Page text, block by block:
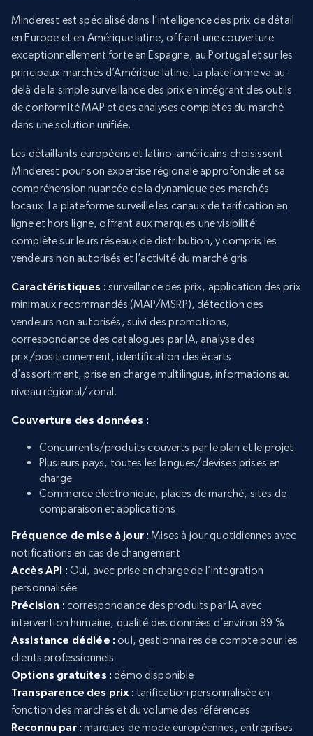
Minderest est spécialisé dans l’intelligence des prix de détail
en Europe et en Amérique latine, offrant une couverture
exceptionnellement forte en Espagne, au Portugal et sur les
principaux marchés d’Amérique latine. La plateforme va au-
delà de la simple surveillance des prix en intégrant des outils
de conformité MAP et des analyses complètes du marché
dans une solution unifiée.
Les détaillants européens et latino-américains choisissent
Minderest pour son expertise régionale approfondie et sa
compréhension nuancée de la dynamique des marchés
locaux. La plateforme surveille les canaux de tarification en
ligne et hors ligne, offrant aux marques une visibilité
complète sur leurs réseaux de distribution, y compris les
vendeurs non autorisés et l’activité du marché gris.
Caractéristiques : surveillance des prix, application des prix
minimaux recommandés (MAP/MSRP), détection des
vendeurs non autorisés, suivi des promotions,
correspondance des catalogues par IA, analyse des
prix/positionnement, identification des écarts
d’assortiment, prise en charge multilingue, informations au
niveau régional/zonal.
Couverture des données :
Concurrents/produits couverts par le plan et le projet
Plusieurs pays, toutes les langues/devises prises en
charge
Commerce électronique, places de marché, sites de
comparaison et applications
Fréquence de mise à jour : Mises à jour quotidiennes avec
notifications en cas de changement
Accès API : Oui, avec prise en charge de l’intégration
personnalisée
Précision : correspondance des produits par IA avec
intervention humaine, qualité des données d’environ 99 %
Assistance dédiée : oui, gestionnaires de compte pour les
clients professionnels
Options gratuites : démo disponible
Transparence des prix : tarification personnalisée en
fonction des marchés et du volume des références
Reconnu par : marques de mode européennes, entreprises